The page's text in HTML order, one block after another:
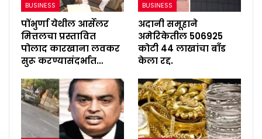
BUSINESS
पोंभुर्णा येथील आर्सेलर
मित्तलचा प्रस्तावित
पोलाद कारखाना लवकर
सुरू करण्यासंदर्भात…
BUSINESS
अदानी समूहाने
अमेरिकेतील 506925
कोटी 44 लाखांचा बाँड
केला रद्द.